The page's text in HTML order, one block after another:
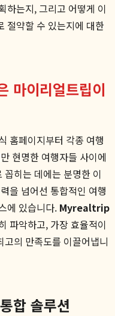
하는지, 그리고 어떻게 이
절약할 수 있는지에 대한
마이리얼트립이
홈페이지부터 각종 여행
현명한 여행자들 사이에
꼽히는 데에는 분명한 이
을 넘어선 통합적인 여행
에 있습니다. Myrealtrip
파악하고, 가장 효율적이
의 만족도를 이끌어냅니
합 솔루션